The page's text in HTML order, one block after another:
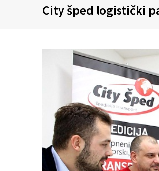
City šped logistički